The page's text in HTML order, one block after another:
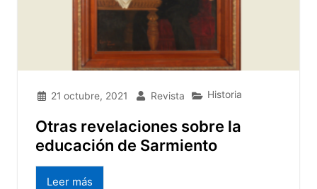
21 octubre, 2021 Revista Historia
Otras revelaciones sobre la
educación de Sarmiento
Leer más